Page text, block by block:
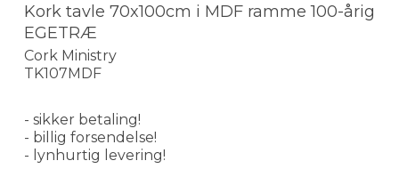
Kork tavle 70x100cm i MDF ramme 100-årig
EGETRÆ
Cork Ministry
TK107MDF
- sikker betaling!
- billig forsendelse!
- lynhurtig levering!